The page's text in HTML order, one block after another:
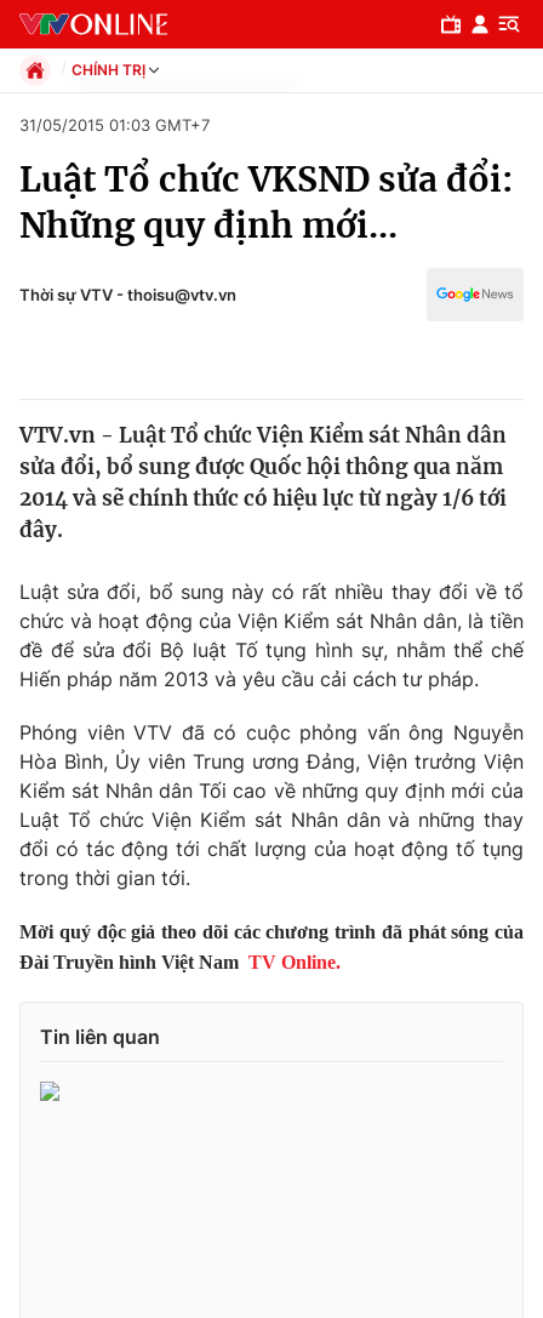
Chuyên mục
Chính trị
Xã hội
Y tế
Thế giới
Thế giới đó đây
Câu chuyện quốc tế
Kinh tế
Tài chính
Thị trường
Góc doanh nghiệp
Dữ liệu và đời sống
Truyền hình
Phim VTV
Hậu trường
Nhân vật
Khán giả
Giải sao mai
Giải trí
Điện ảnh
Sao
Đời sống
Du lịch
Làm đẹp
Chất lượng cuộc sống
Giáo dục
Học trực tuyến
Giao lưu trực tuyến
CHÍNH TRỊ
Xã hội
Pháp luật
Thể thao
Văn hóa - Giải trí
Giáo dục
31/05/2015 01:03 GMT+7
Luật Tổ chức VKSND sửa đổi:
Những quy định mới...
Thời sự VTV - thoisu@vtv.vn
VTV.vn - Luật Tổ chức Viện Kiểm sát Nhân dân
sửa đổi, bổ sung được Quốc hội thông qua năm
2014 và sẽ chính thức có hiệu lực từ ngày 1/6 tới
đây.
Luật sửa đổi, bổ sung này có rất nhiều thay đổi về tổ
chức và hoạt động của Viện Kiểm sát Nhân dân, là tiền
đề để sửa đổi Bộ luật Tố tụng hình sự, nhằm thể chế
Hiến pháp năm 2013 và yêu cầu cải cách tư pháp.
Phóng viên VTV đã có cuộc phỏng vấn ông Nguyễn
Hòa Bình, Ủy viên Trung ương Đảng, Viện trưởng Viện
Kiểm sát Nhân dân Tối cao về những quy định mới của
Luật Tổ chức Viện Kiểm sát Nhân dân và những thay
đổi có tác động tới chất lượng của hoạt động tố tụng
trong thời gian tới.
Mời quý độc giả theo dõi các chương trình đã phát sóng của
Đài Truyền hình Việt Nam TV Online.
Tin liên quan